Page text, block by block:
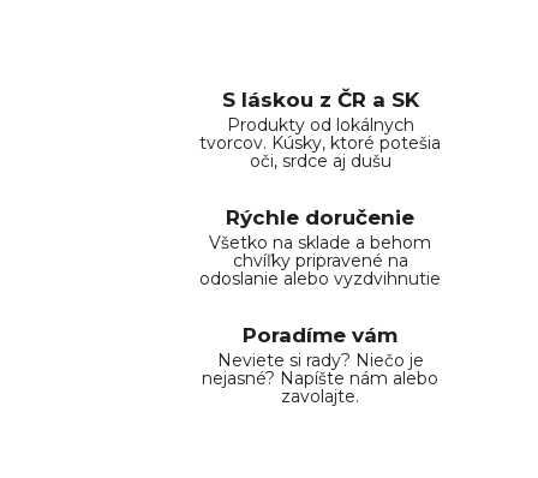
S láskou z ČR a SK
Produkty od lokálnych
tvorcov. Kúsky, ktoré potešia
oči, srdce aj dušu
Rýchle doručenie
Všetko na sklade a behom
chvíľky pripravené na
odoslanie alebo vyzdvihnutie
Poradíme vám
Neviete si rady? Niečo je
nejasné? Napíšte nám alebo
zavolajte.